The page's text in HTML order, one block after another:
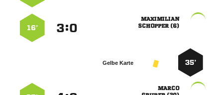

 
:
16’
35’
Gelbe Karte
